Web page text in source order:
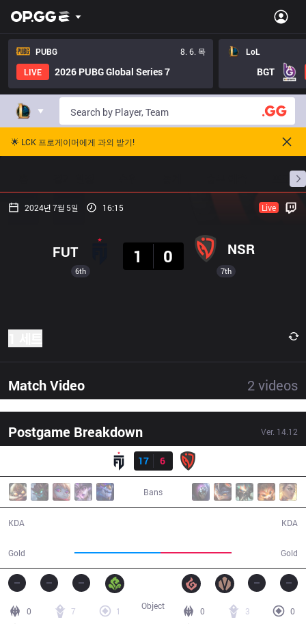
PUBG
8. 6. 목
LIVE
2026 PUBG Global Series 7
LoL
BGT
🌟 LCK 프로게이머에게 과외 받기!
프로빌
2024년 7월 5일 16:15 Live
6th
FUT
1
0 NSR
7th
Match Video 2 videos
Postgame Breakdown Ver. 14.12
17
6
Bans
KDA
Gold Gold
KDA
0 7
1
0 3
0
Object